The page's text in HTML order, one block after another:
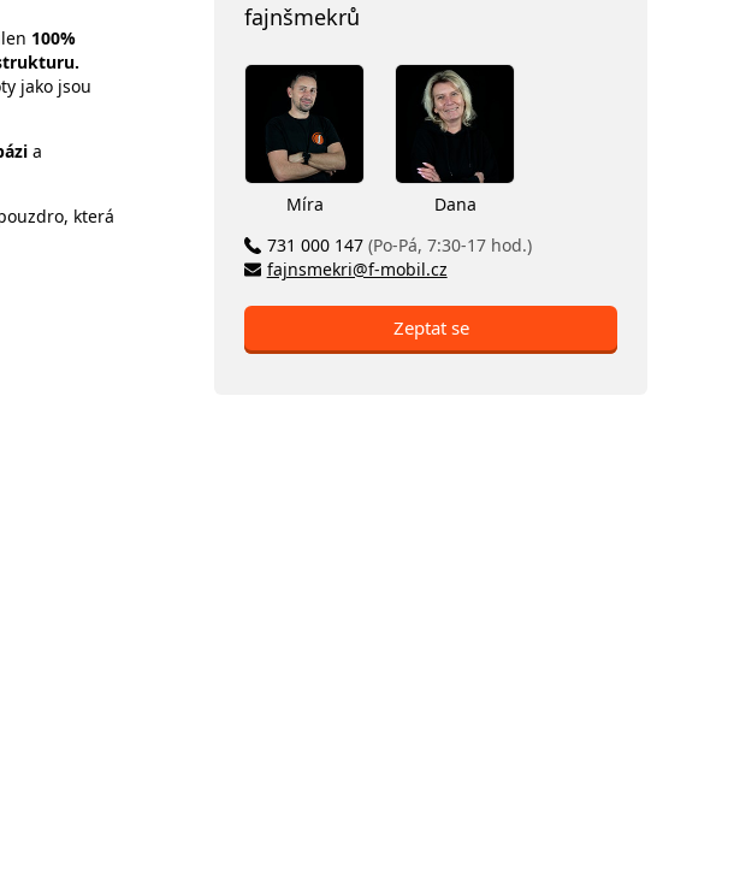
100%
jako jsou
a
která
fajnšmekrů
Míra
Dana
731 000 147 (Po-Pá, 7:30-17 hod.)
fajnsmekri@f-mobil.cz
Zeptat se